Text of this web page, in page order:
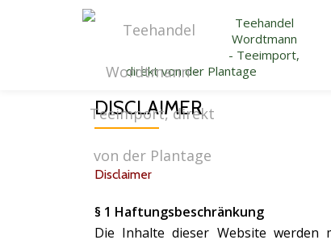
Teehandel
Wordtmann
- Teeimport,
direkt von der Plantage
DISCLAIMER
Disclaimer
§ 1 Haftungsbeschränkung
Die Inhalte dieser Website